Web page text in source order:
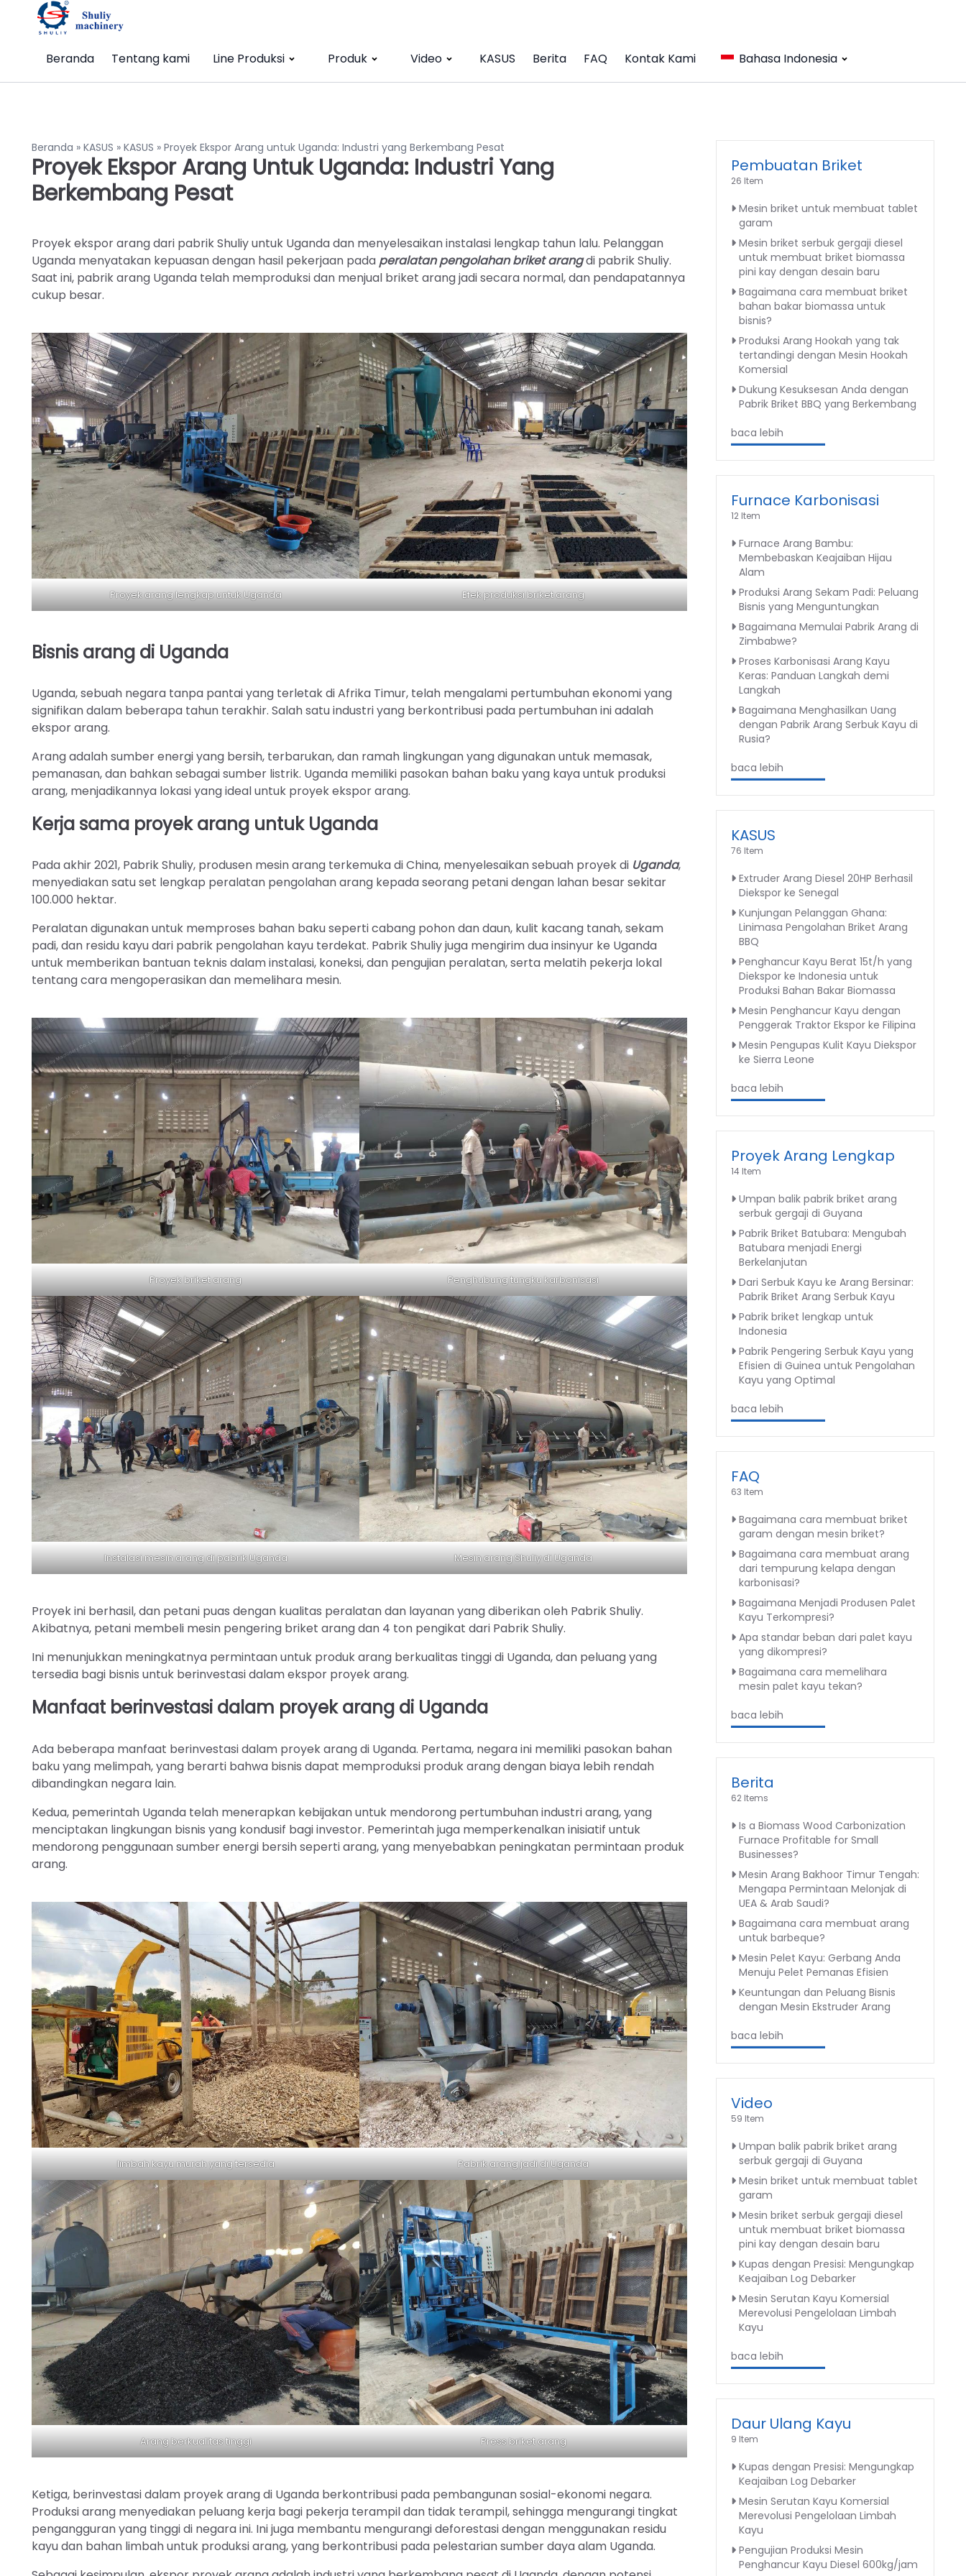
Beranda Tentang kami Line Produksi Produk Video KASUS Berita FAQ Kontak Kami Bahasa Indonesia
Beranda » KASUS » KASUS » Proyek Ekspor Arang untuk Uganda: Industri yang Berkembang Pesat
Proyek Ekspor Arang Untuk Uganda: Industri Yang
Berkembang Pesat
Proyek ekspor arang dari pabrik Shuliy untuk Uganda dan menyelesaikan instalasi lengkap tahun lalu. Pelanggan
Uganda menyatakan kepuasan dengan hasil pekerjaan pada peralatan pengolahan briket arangdi pabrik Shuliy.
Saat ini, pabrik arang Uganda telah memproduksi dan menjual briket arang jadi secara normal, dan pendapatannya
cukup besar.
Proyek arang lengkap untuk Uganda Efek produksi briket arang
Bisnis arang di Uganda
Uganda, sebuah negara tanpa pantai yang terletak di Afrika Timur, telah mengalami pertumbuhan ekonomi yang
signifikan dalam beberapa tahun terakhir. Salah satu industri yang berkontribusi pada pertumbuhan ini adalah
ekspor arang.
Arang adalah sumber energi yang bersih, terbarukan, dan ramah lingkungan yang digunakan untuk memasak,
pemanasan, dan bahkan sebagai sumber listrik. Uganda memiliki pasokan bahan baku yang kaya untuk produksi
arang, menjadikannya lokasi yang ideal untuk proyek ekspor arang.
Kerja sama proyek arang untuk Uganda
Pada akhir 2021, Pabrik Shuliy, produsen mesin arang terkemuka di China, menyelesaikan sebuah proyek di Uganda,
menyediakan satu set lengkap peralatan pengolahan arang kepada seorang petani dengan lahan besar sekitar
100.000 hektar.
Peralatan digunakan untuk memproses bahan baku seperti cabang pohon dan daun, kulit kacang tanah, sekam
padi, dan residu kayu dari pabrik pengolahan kayu terdekat. Pabrik Shuliy juga mengirim dua insinyur ke Uganda
untuk memberikan bantuan teknis dalam instalasi, koneksi, dan pengujian peralatan, serta melatih pekerja lokal
tentang cara mengoperasikan dan memelihara mesin.
Proyek briket arang Penghubung tungku karbonisasi
Instalasi mesin arang di pabrik Uganda Mesin arang Shuliy di Uganda
Proyek ini berhasil, dan petani puas dengan kualitas peralatan dan layanan yang diberikan oleh Pabrik Shuliy.
Akibatnya, petani membeli mesin pengering briket arang dan 4 ton pengikat dari Pabrik Shuliy.
Ini menunjukkan meningkatnya permintaan untuk produk arang berkualitas tinggi di Uganda, dan peluang yang
tersedia bagi bisnis untuk berinvestasi dalam ekspor proyek arang.
Manfaat berinvestasi dalam proyek arang di Uganda
Ada beberapa manfaat berinvestasi dalam proyek arang di Uganda. Pertama, negara ini memiliki pasokan bahan
baku yang melimpah, yang berarti bahwa bisnis dapat memproduksi produk arang dengan biaya lebih rendah
dibandingkan negara lain.
Kedua, pemerintah Uganda telah menerapkan kebijakan untuk mendorong pertumbuhan industri arang, yang
menciptakan lingkungan bisnis yang kondusif bagi investor. Pemerintah juga memperkenalkan inisiatif untuk
mendorong penggunaan sumber energi bersih seperti arang, yang menyebabkan peningkatan permintaan produk
arang.
limbah kayu murah yang tersedia Pabrik arang jadi di Uganda
Arang berkualitas tinggi Press briket arang
Ketiga, berinvestasi dalam proyek arang di Uganda berkontribusi pada pembangunan sosial-ekonomi negara.
Produksi arang menyediakan peluang kerja bagi pekerja terampil dan tidak terampil, sehingga mengurangi tingkat
pengangguran yang tinggi di negara ini. Ini juga membantu mengurangi deforestasi dengan menggunakan residu
kayu dan bahan limbah untuk produksi arang, yang berkontribusi pada pelestarian sumber daya alam Uganda.
Pembuatan Briket
26 Item
Mesin briket untuk membuat tablet
garam
Mesin briket serbuk gergaji diesel
untuk membuat briket biomassa
pini kay dengan desain baru
Bagaimana cara membuat briket
bahan bakar biomassa untuk
bisnis?
Produksi Arang Hookah yang tak
tertandingi dengan Mesin Hookah
Komersial
Dukung Kesuksesan Anda dengan
Pabrik Briket BBQ yang Berkembang
baca lebih
Furnace Karbonisasi
12 Item
Furnace Arang Bambu:
Membebaskan Keajaiban Hijau
Alam
Produksi Arang Sekam Padi: Peluang
Bisnis yang Menguntungkan
Bagaimana Memulai Pabrik Arang di
Zimbabwe?
Proses Karbonisasi Arang Kayu
Keras: Panduan Langkah demi
Langkah
Bagaimana Menghasilkan Uang
dengan Pabrik Arang Serbuk Kayu di
Rusia?
baca lebih
KASUS
76 Item
Extruder Arang Diesel 20HP Berhasil
Diekspor ke Senegal
Kunjungan Pelanggan Ghana:
Linimasa Pengolahan Briket Arang
BBQ
Penghancur Kayu Berat 15t/h yang
Diekspor ke Indonesia untuk
Produksi Bahan Bakar Biomassa
Mesin Penghancur Kayu dengan
Penggerak Traktor Ekspor ke Filipina
Mesin Pengupas Kulit Kayu Diekspor
ke Sierra Leone
baca lebih
Proyek Arang Lengkap
14 Item
Umpan balik pabrik briket arang
serbuk gergaji di Guyana
Pabrik Briket Batubara: Mengubah
Batubara menjadi Energi
Berkelanjutan
Dari Serbuk Kayu ke Arang Bersinar:
Pabrik Briket Arang Serbuk Kayu
Pabrik briket lengkap untuk
Indonesia
Pabrik Pengering Serbuk Kayu yang
Efisien di Guinea untuk Pengolahan
Kayu yang Optimal
baca lebih
FAQ
63 Item
Bagaimana cara membuat briket
garam dengan mesin briket?
Bagaimana cara membuat arang
dari tempurung kelapa dengan
karbonisasi?
Bagaimana Menjadi Produsen Palet
Kayu Terkompresi?
Apa standar beban dari palet kayu
yang dikompresi?
Bagaimana cara memelihara
mesin palet kayu tekan?
baca lebih
Berita
62 Items
Is a Biomass Wood Carbonization
Furnace Profitable for Small
Businesses?
Mesin Arang Bakhoor Timur Tengah:
Mengapa Permintaan Melonjak di
UEA & Arab Saudi?
Bagaimana cara membuat arang
untuk barbeque?
Mesin Pelet Kayu: Gerbang Anda
Menuju Pelet Pemanas Efisien
Keuntungan dan Peluang Bisnis
dengan Mesin Ekstruder Arang
baca lebih
Video
59 Item
Umpan balik pabrik briket arang
serbuk gergaji di Guyana
Mesin briket untuk membuat tablet
garam
Mesin briket serbuk gergaji diesel
untuk membuat briket biomassa
pini kay dengan desain baru
Kupas dengan Presisi: Mengungkap
Keajaiban Log Debarker
Mesin Serutan Kayu Komersial
Merevolusi Pengelolaan Limbah
Kayu
baca lebih
Daur Ulang Kayu
9 Item
Kupas dengan Presisi: Mengungkap
Keajaiban Log Debarker
Mesin Serutan Kayu Komersial
Merevolusi Pengelolaan Limbah
Kayu
Pengujian Produksi Mesin
Penghancur Kayu Diesel 600kg/jam